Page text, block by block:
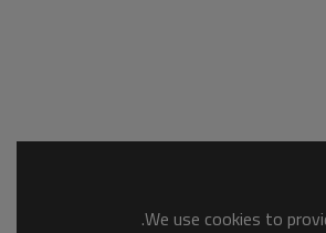
We use cookies to